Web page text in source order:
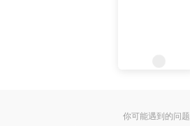
你可能遇到的问题